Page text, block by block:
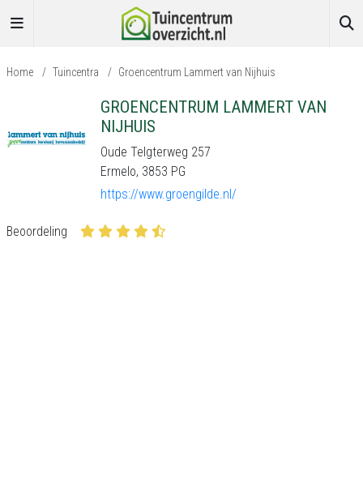
Home / Tuincentra / Groencentrum Lammert van Nijhuis
GROENCENTRUM LAMMERT VAN
NIJHUIS
Oude Telgterweg 257
Ermelo, 3853 PG
https://www.groengilde.nl/
Beoordeling